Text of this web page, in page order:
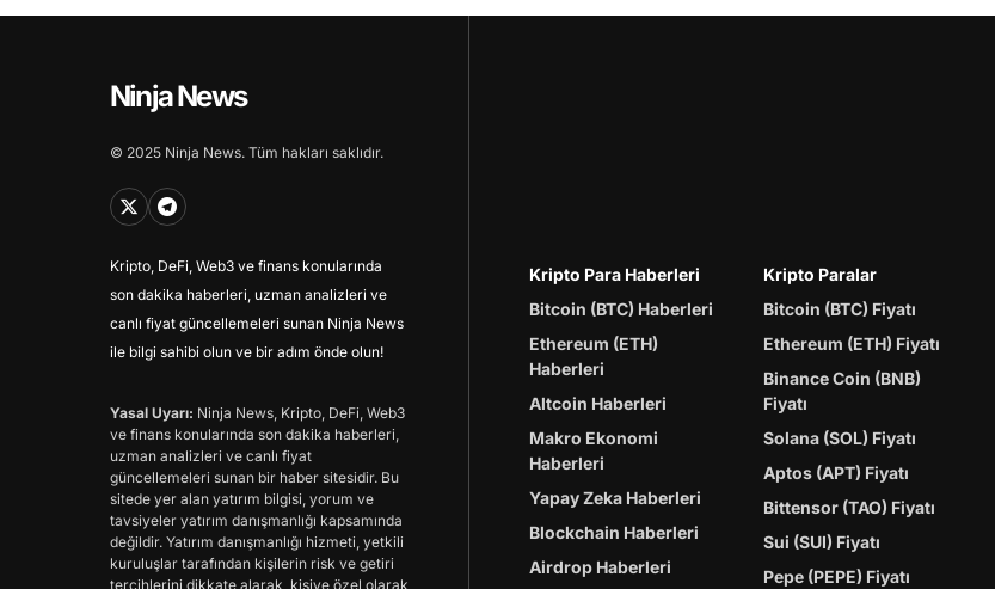
Ninja News
© 2025 Ninja News. Tüm hakları saklıdır.
Kripto, DeFi, Web3 ve finans konularında
son dakika haberleri, uzman analizleri ve
canlı fiyat güncellemeleri sunan Ninja News
ile bilgi sahibi olun ve bir adım önde olun!
Yasal Uyarı: Ninja News, Kripto, DeFi, Web3
ve finans konularında son dakika haberleri,
uzman analizleri ve canlı fiyat
güncellemeleri sunan bir haber sitesidir. Bu
sitede yer alan yatırım bilgisi, yorum ve
tavsiyeler yatırım danışmanlığı kapsamında
değildir. Yatırım danışmanlığı hizmeti, yetkili
kuruluşlar tarafından kişilerin risk ve getiri
tercihlerini dikkate alarak, kişiye özel olarak
Kripto Para Haberleri
Bitcoin (BTC) Haberleri
Ethereum (ETH)
Haberleri
Altcoin Haberleri
Makro Ekonomi
Haberleri
Yapay Zeka Haberleri
Blockchain Haberleri
Airdrop Haberleri
Kripto Paralar
Bitcoin (BTC) Fiyatı
Ethereum (ETH) Fiyatı
Binance Coin (BNB)
Fiyatı
Solana (SOL) Fiyatı
Aptos (APT) Fiyatı
Bittensor (TAO) Fiyatı
Sui (SUI) Fiyatı
Pepe (PEPE) Fiyatı